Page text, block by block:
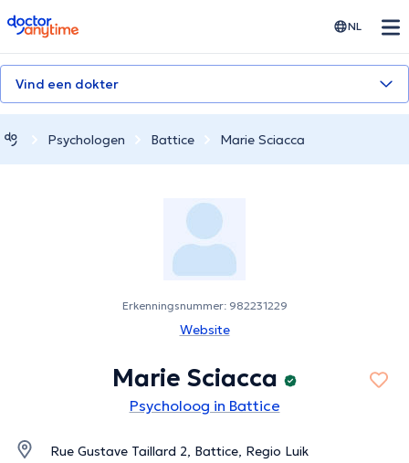
doctoranytime NL
Vind een dokter
Psychologen Battice Marie Sciacca
Erkenningsnummer: 982231229
Website
Marie Sciacca
Psycholoog in Battice
Rue Gustave Taillard 2, Battice, Regio Luik